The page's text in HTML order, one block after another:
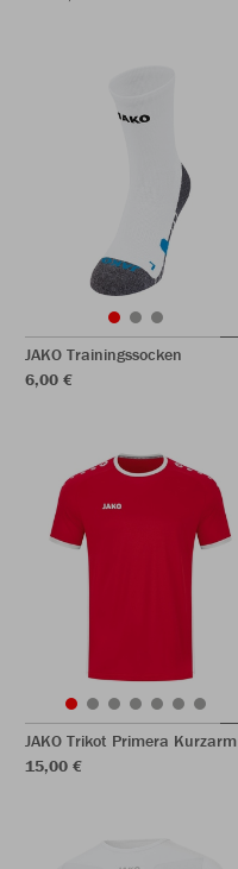
JAKO Trainingssocken
6,00 €
JAKO Trikot Primera Kurzarm
15,00 €